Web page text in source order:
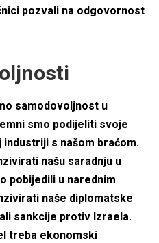
pozvali na odgovornost
samodovoljnost u
smo podijeliti svoje
s našom braćom.
našu saradnju u
pobijedili u narednim
naše diplomatske
sankcije protiv Izraela.
treba ekonomski